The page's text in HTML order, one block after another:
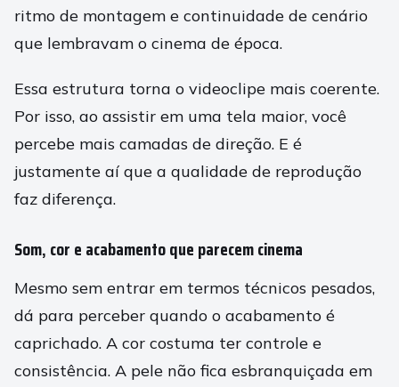
ritmo de montagem e continuidade de cenário
que lembravam o cinema de época.
Essa estrutura torna o videoclipe mais coerente.
Por isso, ao assistir em uma tela maior, você
percebe mais camadas de direção. E é
justamente aí que a qualidade de reprodução
faz diferença.
Som, cor e acabamento que parecem cinema
Mesmo sem entrar em termos técnicos pesados,
dá para perceber quando o acabamento é
caprichado. A cor costuma ter controle e
consistência. A pele não fica esbranquiçada em